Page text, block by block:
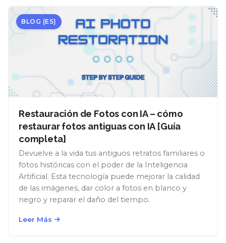
BLOG (ES)
Restauración de Fotos con IA – cómo
restaurar fotos antiguas con IA [Guía
completa]
Devuelve a la vida tus antiguos retratos familiares o
fotos históricas con el poder de la Inteligencia
Artificial. Esta tecnología puede mejorar la calidad
de las imágenes, dar color a fotos en blanco y
negro y reparar el daño del tiempo.
Leer Más